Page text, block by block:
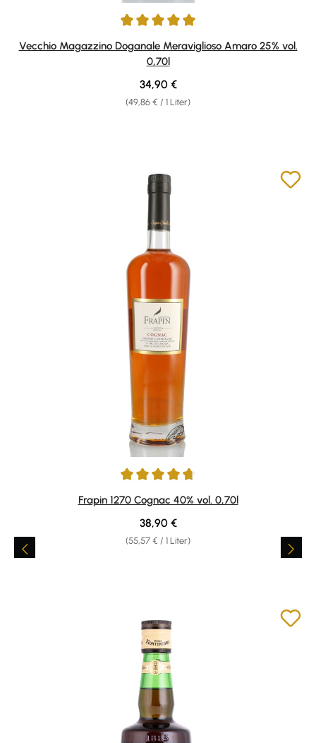
Durchschnittliche Bewertung von 5 von 5 Sternen
Vecchio Magazzino Doganale Meraviglioso Amaro 25% vol.
0,70l
(49,86 € / 1 Liter)
Regulärer Preis:
34,90 €
Durchschnittliche Bewertung von 4.85 von 5 Sternen
Frapin 1270 Cognac 40% vol. 0,70l
(55,57 € / 1 Liter)
Regulärer Preis:
38,90 €